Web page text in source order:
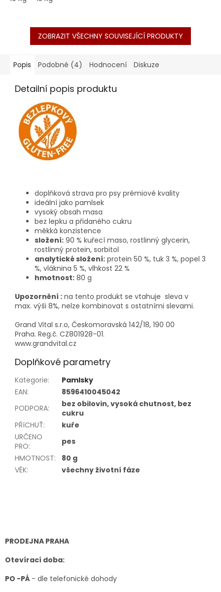
ZOBRAZIT VŠECHNY SOUVISEJÍCÍ PRODUKTY
Popis Podobné (4) Hodnocení Diskuze
Detailní popis produktu
doplňková strava pro psy prémiové kvality
ideální jako pamlsek
vysoký obsah masa
bez lepku a přidaného cukru
měkká konzistence
složení: 90 % kuřecí maso, rostlinný glycerin,
rostlinný protein, sorbitol
analytické složení: protein 50 %, tuk 3 %, popel 3
%, vláknina 5 %, vlhkost 22 %
hmotnost: 80 g
Upozornění : na tento produkt se vtahuje sleva v
max. výši 8%, nelze kombinovat s ostatními slevami.
Grand Vital s.r.o, Českomoravská 142/18, 190 00
Praha. Reg.č. CZ801928-01.
www.grandvital.cz
Doplňkové parametry
Kategorie:
Pamlsky
EAN:
8596410045042
PODPORA:
bez obilovin, vysoká chutnost, bez
cukru
PŘíCHUŤ:
kuře
URČENO
PRO:
pes
HMOTNOST:
80 g
VĚK: všechny životní fáze
PRODEJNA PRAHA
Otevírací doba:
PO -PÁ - dle telefonické dohody